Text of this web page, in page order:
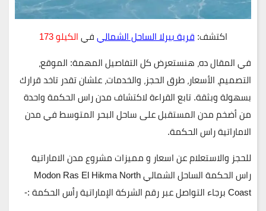
اكتشف:قرية بيرلا الساحل الشماليفيالكيلو 173
في المقال ده، هنستعرض كل التفاصيل المهمة: الموقع،
التصميم، الأسعار، طرق الحجز، والخدمات، علشان تقدر تاخد قرارك
بسهولة وبثقة. تابع القراءة لاكتشافمدن راس الحكمةواحدة
من أضخم مدن المستقبل على ساحل البحر المتوسط في مدن
الاماراتية راس الحكمة.
للحجز والاستعلام عن اسعار و مميزات مشروع مدن الاماراتية
راس الحكمة الساحل الشمالي Modon Ras El Hikma North
Coast برجاء التواصل عبر رقم الشركة الإماراتية رأس الحكمة :-